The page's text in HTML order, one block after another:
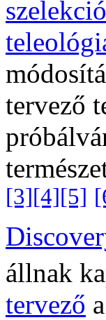
szelekció
tervező
[3][4][5]
állnak
tervező a